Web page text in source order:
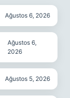
Ağustos 6, 2026
Ağustos 6,
2026
Ağustos 5, 2026